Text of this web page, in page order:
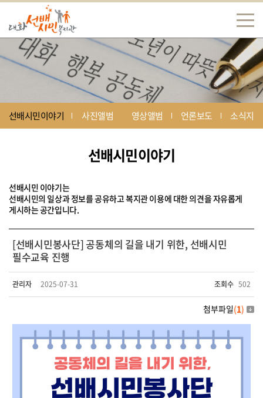
선배시민이야기 사진앨범 영상앨범 언론보도 소식지
선배시민이야기
선배시민 이야기는
선배시민의 일상과 정보를 공유하고 복지관 이용에 대한 의견을 자유롭게
게시하는 공간입니다.
[선배시민봉사단] 공동체의 길을 내기 위한, 선배시민
필수교육 진행
관리자 2025-07-31 조회수 502
첨부파일(1)